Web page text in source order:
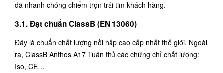
đã nhanh chóng chiếm trọn trái tim khách hàng.
3.1. Đạt chuẩn ClassB (EN 13060)
Đây là chuẩn chất lượng nồi hấp cao cấp nhất thế giới. Ngoài
ra, ClassB Anthos A17 Tuân thủ các chứng chỉ chất lượng:
Iso, CE…